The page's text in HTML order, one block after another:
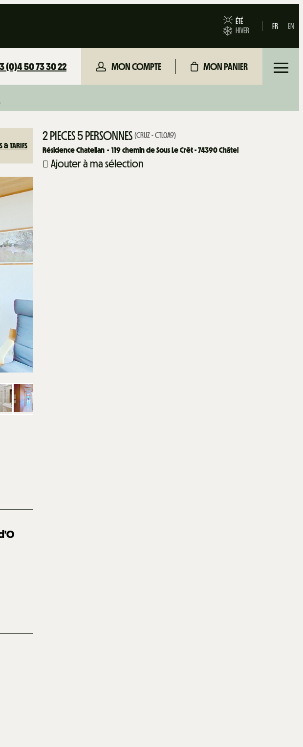
ÉTÉ
HIVER
FR EN
(0)4 50 73 30 22 MON COMPTE MON PANIER
& TARIFS
2 PIECES 5 PERSONNES (CRUZ - CTL0A9)
Résidence Chatellan
119chemin de Sous Le Crêt - 74390 Châtel
Ajouter à ma sélection